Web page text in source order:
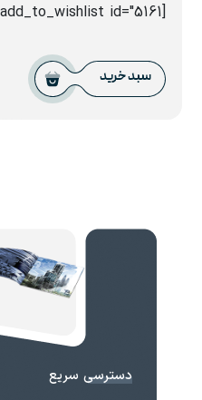
[yith_wcwl_add_to_wishlist id="5161"]
سبد خرید
دسترسی سریع